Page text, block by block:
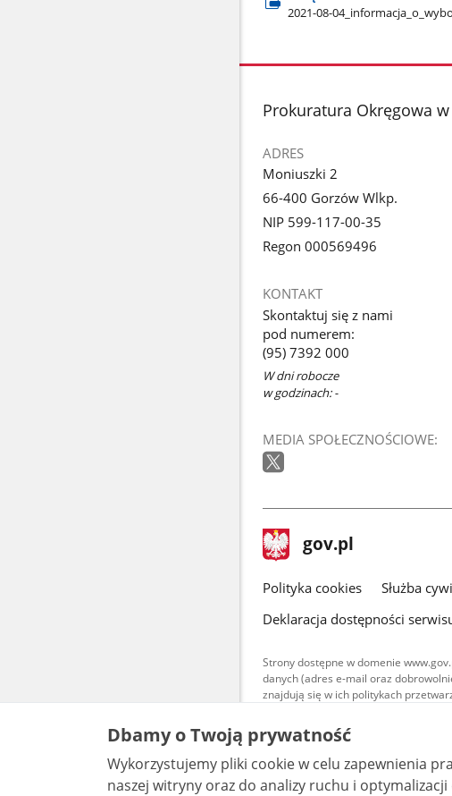
2021-08-
stopka
Prokuratura Okręgowa
ADRES
Moniuszki 2
66-400 Gorzów Wlkp.
NIP 599-117-00-35
Regon 000569496
KONTAKT
Skontaktuj się z nami
pod numerem:
(95) 7392 000
W dni robocze
w godzinach: -
MEDIA SPOŁECZNOŚCIOWE:
stopka
gov.pl Strona
gov.pl
gov.pl
Polityka cookies Służba
Deklaracja dostępności
Strony dostępne w domenie
danych (adres e-mail oraz
znajdują się w ich politykach
Treści tekstowe
udostępniane na
warunkach 4.0 (CC
są udostępniane na
bez utworów zależnych
Dbamy o Twoją prywatność
Wykorzystujemy pliki cookie w celu zapewnienia
naszej witryny oraz do analizy ruchu i optymalizacji